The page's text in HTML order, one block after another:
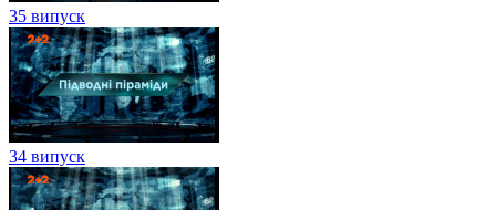
35 випуск
34 випуск